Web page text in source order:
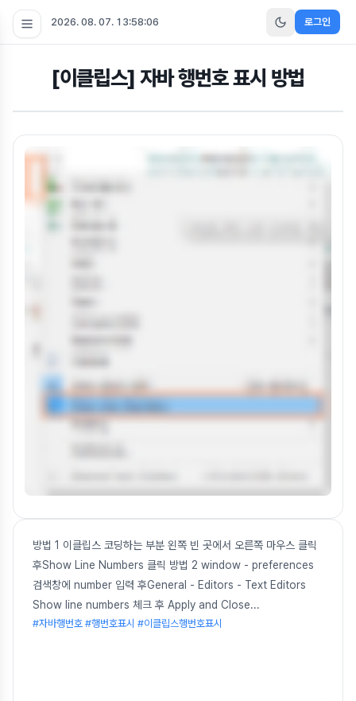
2026. 08. 07. 13:58:07 로그인
[이클립스] 자바 행번호 표시 방법
방법 1 이클립스 코딩하는 부분 왼쪽 빈 곳에서 오른쪽 마우스 클릭
후Show Line Numbers 클릭 방법 2 window - preferences
검색창에 number 입력 후General - Editors - Text Editors
Show line numbers 체크 후 Apply and Close...
#자바행번호 #행번호표시 #이클립스행번호표시